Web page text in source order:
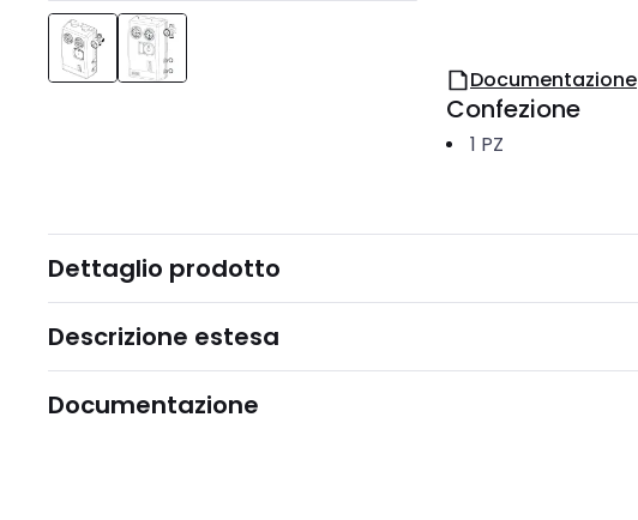
Documentazione
Confezione
1 PZ
Dettaglio prodotto
Descrizione estesa
Documentazione